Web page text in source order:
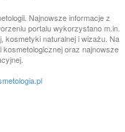
Najnowsze informacje z
portalu wykorzystano m.in.
kosmetyki naturalnej i wizażu. Na
kosmetologicznej oraz najnowsze